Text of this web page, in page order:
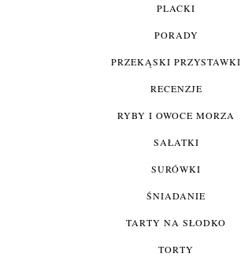
PLACKI
PORADY
PRZEKĄSKI PRZYSTAWKI
RECENZJE
RYBY I OWOCE MORZA
SAŁATKI
SURÓWKI
ŚNIADANIE
TARTY NA SŁODKO
TORTY